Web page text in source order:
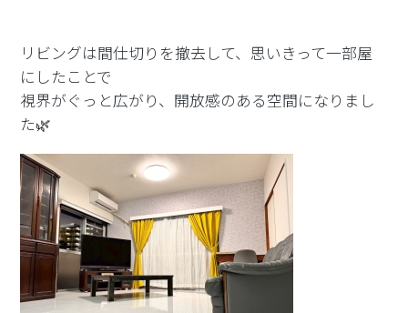
リビングは間仕切りを撤去して、思いきって一部屋
にしたことで
視界がぐっと広がり、開放感のある空間になりまし
た🌿